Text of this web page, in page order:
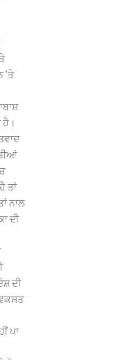
’ਤੇ
ਹੈ।
ਤਾਂ
ਨਾਲ
ਦੀ
ਦੀ
ਪਾ